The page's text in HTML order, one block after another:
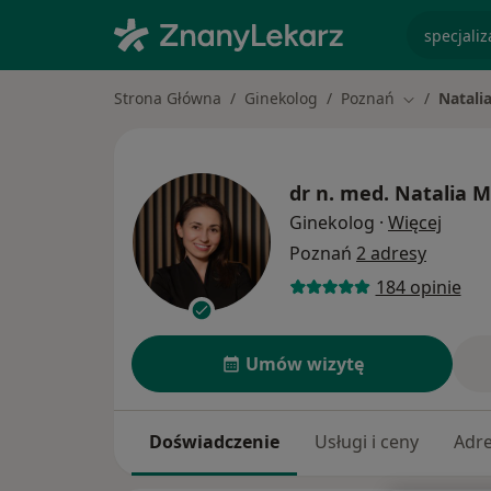
Strona Główna Ginekolog Poznań Zmień
dr n. med. Natalia
Ginekolog · Więcej
Poznań 2 adresy
184 opinie
Umów wizytę
Doświadczenie Usługi i ceny